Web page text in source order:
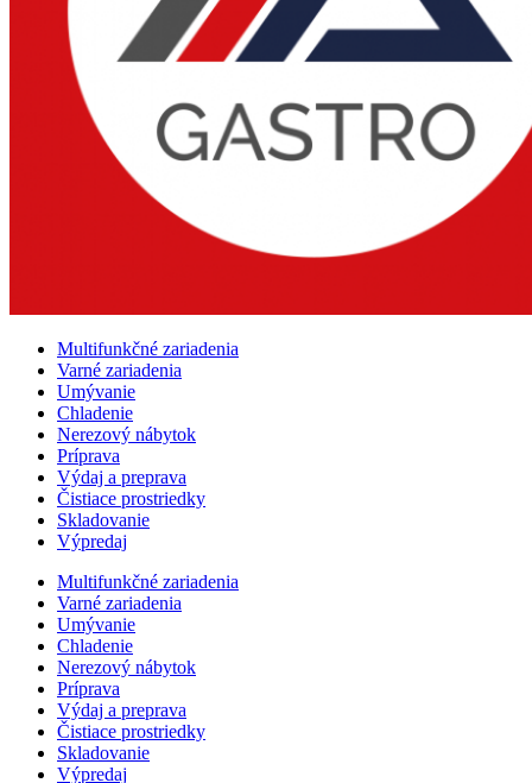
Multifunkčné zariadenia
Varné zariadenia
Umývanie
Chladenie
Nerezový nábytok
Príprava
Výdaj a preprava
Čistiace prostriedky
Skladovanie
Výpredaj
Multifunkčné zariadenia
Varné zariadenia
Umývanie
Chladenie
Nerezový nábytok
Príprava
Výdaj a preprava
Čistiace prostriedky
Skladovanie
Výpredaj